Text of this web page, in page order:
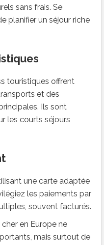
sans frais. Se
planifier un séjour riche
touristiques offrent
et des
Ils sont
les courts séjours
une carte adaptée
les paiements par
souvent facturés.
en Europe ne
mais surtout de